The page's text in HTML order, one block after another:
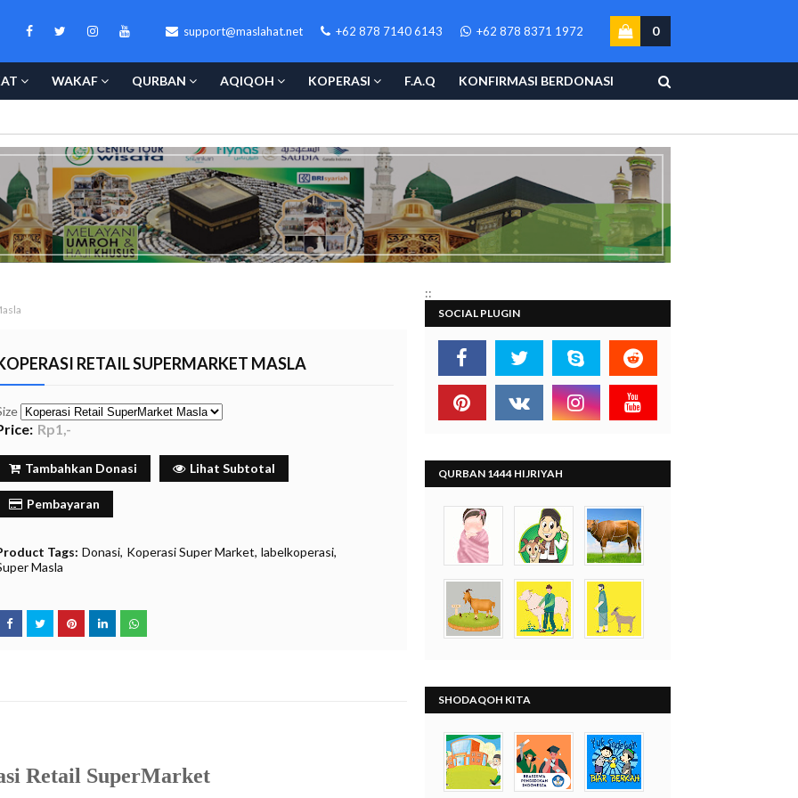
support@maslahat.net +62 878 7140 6143 +62 878 8371 1972 0
WAKAF QURBAN AQIQOH KOPERASI F.A.Q KONFIRMASI BERDONASI
RETAIL SUPERMARKET MASLA
Rp1,-
Tambahkan Donasi Lihat Subtotal
Pembayaran
Tags: Donasi Koperasi Super Market labelkoperasi
Masla
Retail SuperMarket
::
SOCIAL PLUGIN
QURBAN 1444 HIJRIYAH
SHODAQOH KITA